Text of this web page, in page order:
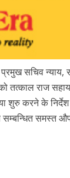
सचिव न्याय,
तत्काल राज
शुरु करने के
सम्बन्धित समस्त